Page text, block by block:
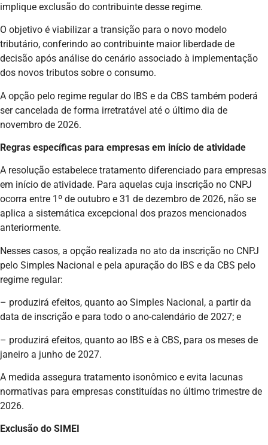
implique exclusão do contribuinte desse regime.
O objetivo é viabilizar a transição para o novo modelo
tributário, conferindo ao contribuinte maior liberdade de
decisão após análise do cenário associado à implementação
dos novos tributos sobre o consumo.
A opção pelo regime regular do IBS e da CBS também poderá
ser cancelada de forma irretratável até o último dia de
novembro de 2026.
Regras específicas para empresas em início de atividade
A resolução estabelece tratamento diferenciado para empresas
em início de atividade. Para aquelas cuja inscrição no CNPJ
ocorra entre 1º de outubro e 31 de dezembro de 2026, não se
aplica a sistemática excepcional dos prazos mencionados
anteriormente.
Nesses casos, a opção realizada no ato da inscrição no CNPJ
pelo Simples Nacional e pela apuração do IBS e da CBS pelo
regime regular:
– produzirá efeitos, quanto ao Simples Nacional, a partir da
data de inscrição e para todo o ano-calendário de 2027; e
– produzirá efeitos, quanto ao IBS e à CBS, para os meses de
janeiro a junho de 2027.
A medida assegura tratamento isonômico e evita lacunas
normativas para empresas constituídas no último trimestre de
2026.
Exclusão do SIMEI